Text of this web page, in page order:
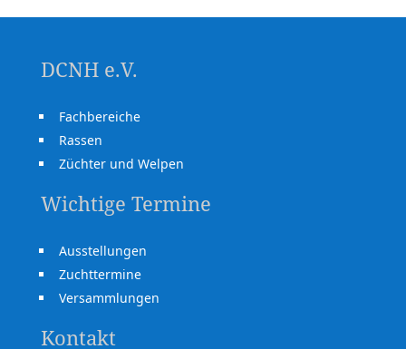
DCNH e.V.
Fachbereiche
Rassen
Züchter und Welpen
Wichtige Termine
Ausstellungen
Zuchttermine
Versammlungen
Kontakt